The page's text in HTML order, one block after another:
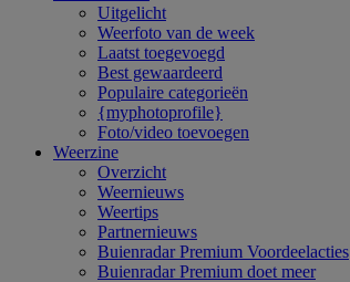
Uitgelicht
Weerfoto van de week
Laatst toegevoegd
Best gewaardeerd
Populaire categorieën
{myphotoprofile}
Foto/video toevoegen
Weerzine
Overzicht
Weernieuws
Weertips
Partnernieuws
Buienradar Premium Voordeelacties
Buienradar Premium doet meer